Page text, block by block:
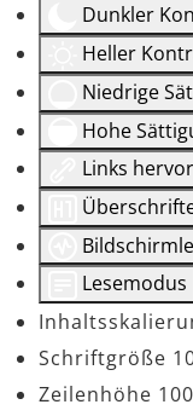
Dunkler
Heller
Niedrige
Hohe
Links
Lesemodus
Schriftgröße
Zeilenhöhe 100